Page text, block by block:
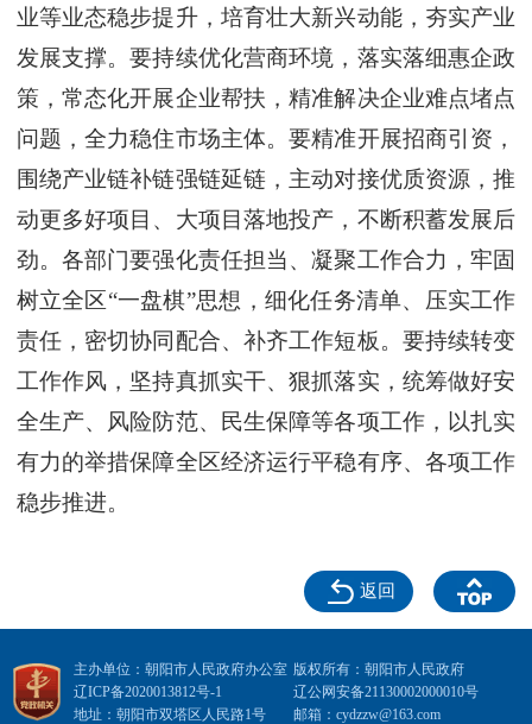
业等业态稳步提升，培育壮大新兴动能，夯实产业
发展支撑。要持续优化营商环境，落实落细惠企政
策，常态化开展企业帮扶，精准解决企业难点堵点
问题，全力稳住市场主体。要精准开展招商引资，
围绕产业链补链强链延链，主动对接优质资源，推
动更多好项目、大项目落地投产，不断积蓄发展后
劲。各部门要强化责任担当、凝聚工作合力，牢固
树立全区“一盘棋”思想，细化任务清单、压实工作
责任，密切协同配合、补齐工作短板。要持续转变
工作作风，坚持真抓实干、狠抓落实，统筹做好安
全生产、风险防范、民生保障等各项工作，以扎实
有力的举措保障全区经济运行平稳有序、各项工作
稳步推进。
返回
主办单位：朝阳市人民政府办公室
辽ICP备2020013812号-1
地址：朝阳市双塔区人民路1号
版权所有：朝阳市人民政府
辽公网安备21130002000010号
邮箱：cydzzw@163.com